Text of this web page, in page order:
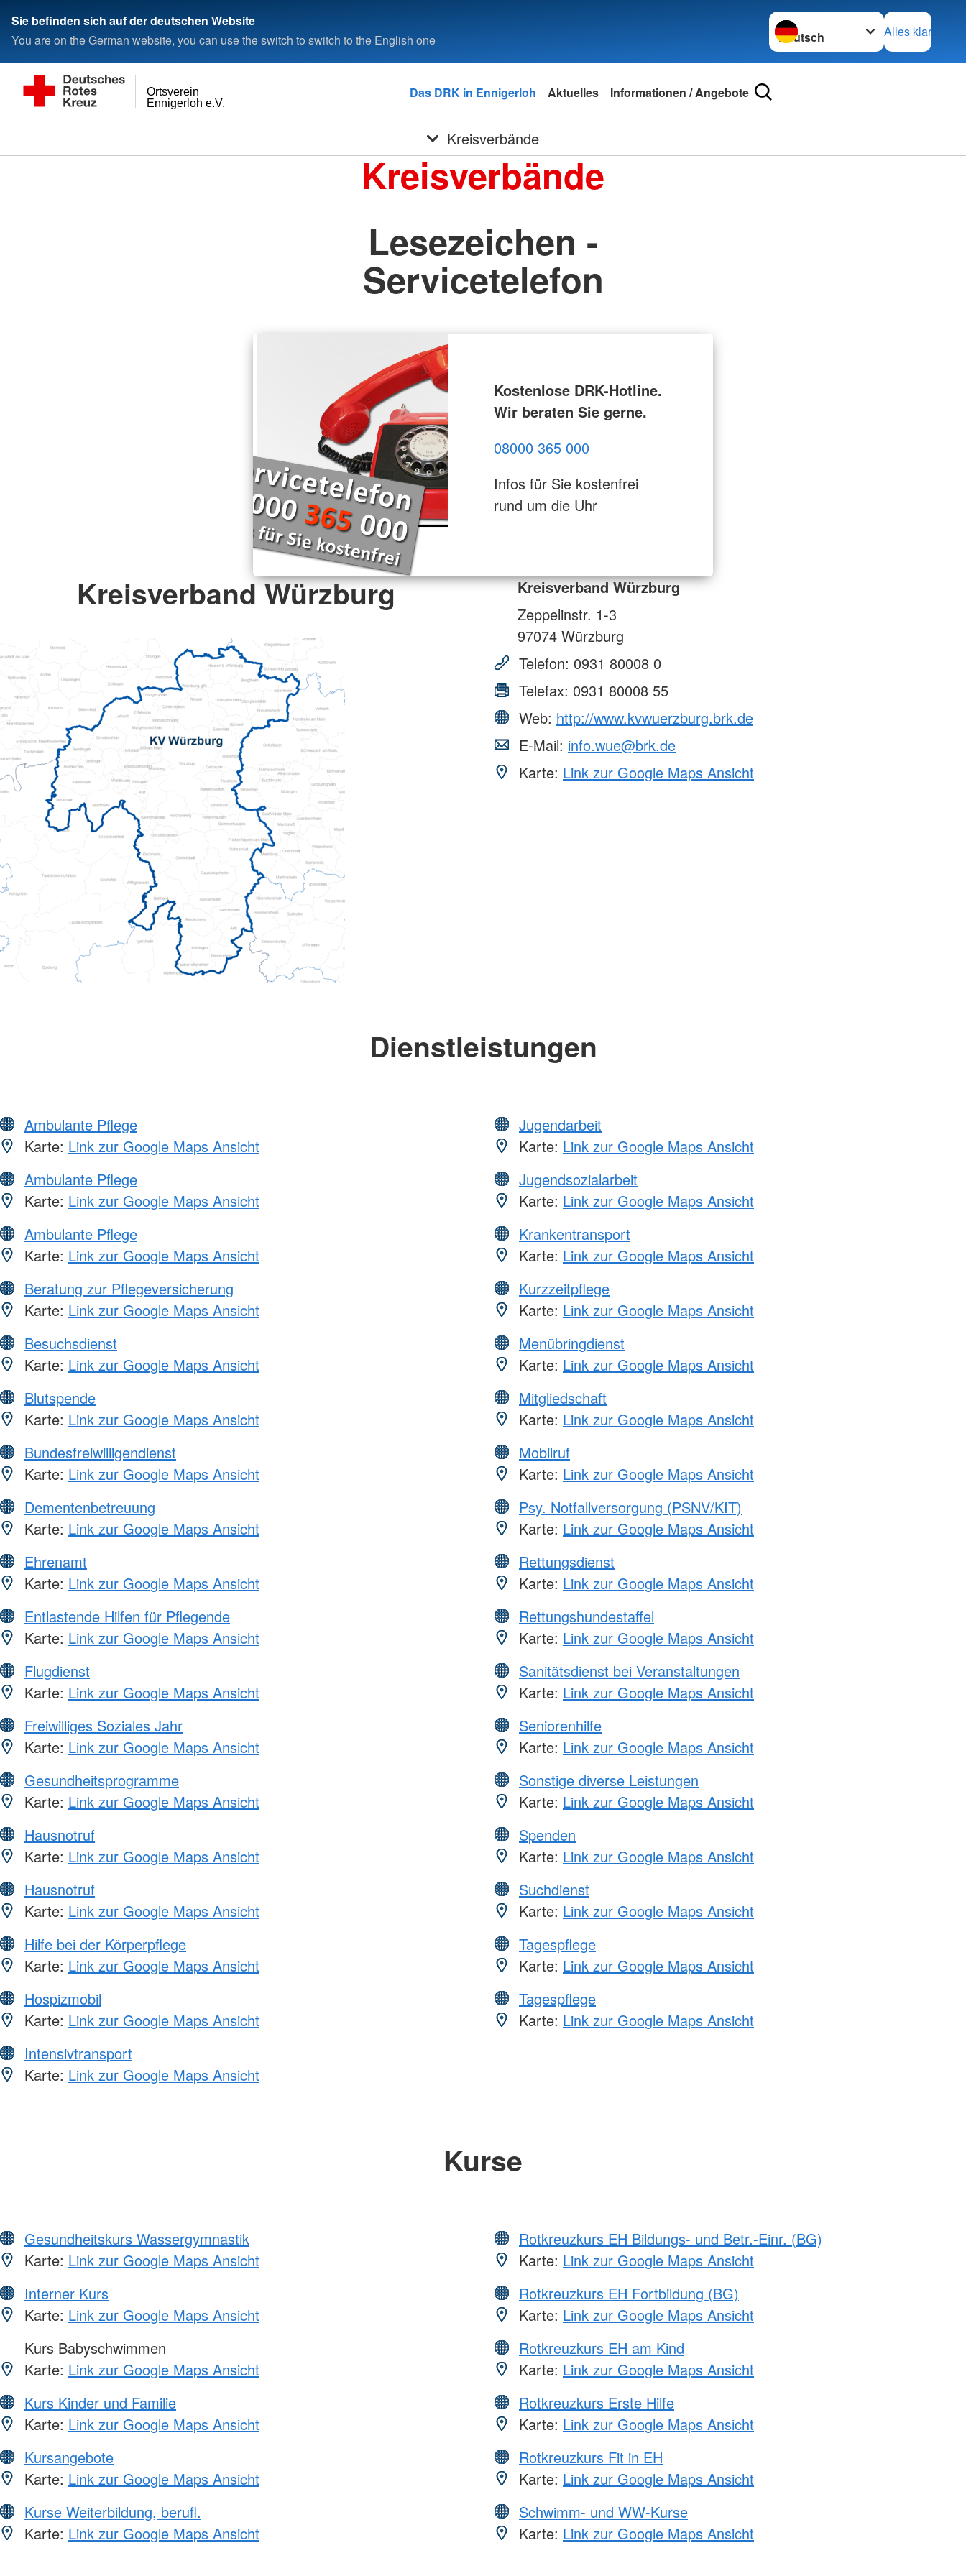
Sie befinden sich auf der deutschen Website
You are on the German website, you can use the switch to switch to the English one
Sprache wechseln zu
Alles klar
Ennigerloh e.V.
Ortsverein Das DRK in Ennigerloh Aktuelles Informationen / Angebote
Kreisverbände
Kreisverbände
Lesezeichen -
Servicetelefon
Kostenlose DRK-Hotline.
Wir beraten Sie gerne.
08000 365 000
Infos für Sie kostenfrei
rund um die Uhr
Kreisverband Würzburg
Kreisverband Würzburg
Zeppelinstr. 1-3
97074 Würzburg
Telefon: 0931 80008 0
Telefax: 0931 80008 55
Web: http://www.kvwuerzburg.brk.de
E-Mail: info.wue@brk.de
Karte: Link zur Google Maps Ansicht
Dienstleistungen
Ambulante Pflege
Karte: Link zur Google Maps Ansicht
Ambulante Pflege
Karte: Link zur Google Maps Ansicht
Ambulante Pflege
Karte: Link zur Google Maps Ansicht
Beratung zur Pflegeversicherung
Karte: Link zur Google Maps Ansicht
Besuchsdienst
Karte: Link zur Google Maps Ansicht
Blutspende
Karte: Link zur Google Maps Ansicht
Bundesfreiwilligendienst
Karte: Link zur Google Maps Ansicht
Dementenbetreuung
Karte: Link zur Google Maps Ansicht
Ehrenamt
Karte: Link zur Google Maps Ansicht
Entlastende Hilfen für Pflegende
Karte: Link zur Google Maps Ansicht
Flugdienst
Karte: Link zur Google Maps Ansicht
Freiwilliges Soziales Jahr
Karte: Link zur Google Maps Ansicht
Gesundheitsprogramme
Karte: Link zur Google Maps Ansicht
Hausnotruf
Karte: Link zur Google Maps Ansicht
Hausnotruf
Karte: Link zur Google Maps Ansicht
Hilfe bei der Körperpflege
Karte: Link zur Google Maps Ansicht
Hospizmobil
Karte: Link zur Google Maps Ansicht
Intensivtransport
Karte: Link zur Google Maps Ansicht
Jugendarbeit
Karte: Link zur Google Maps Ansicht
Jugendsozialarbeit
Karte: Link zur Google Maps Ansicht
Krankentransport
Karte: Link zur Google Maps Ansicht
Kurzzeitpflege
Karte: Link zur Google Maps Ansicht
Menübringdienst
Karte: Link zur Google Maps Ansicht
Mitgliedschaft
Karte: Link zur Google Maps Ansicht
Mobilruf
Karte: Link zur Google Maps Ansicht
Psy. Notfallversorgung (PSNV/KIT)
Karte: Link zur Google Maps Ansicht
Rettungsdienst
Karte: Link zur Google Maps Ansicht
Rettungshundestaffel
Karte: Link zur Google Maps Ansicht
Sanitätsdienst bei Veranstaltungen
Karte: Link zur Google Maps Ansicht
Seniorenhilfe
Karte: Link zur Google Maps Ansicht
Sonstige diverse Leistungen
Karte: Link zur Google Maps Ansicht
Spenden
Karte: Link zur Google Maps Ansicht
Suchdienst
Karte: Link zur Google Maps Ansicht
Tagespflege
Karte: Link zur Google Maps Ansicht
Tagespflege
Karte: Link zur Google Maps Ansicht
Kurse
Gesundheitskurs Wassergymnastik
Karte: Link zur Google Maps Ansicht
Interner Kurs
Karte: Link zur Google Maps Ansicht
Kurs Babyschwimmen
Karte: Link zur Google Maps Ansicht
Kurs Kinder und Familie
Karte: Link zur Google Maps Ansicht
Kursangebote
Karte: Link zur Google Maps Ansicht
Kurse Weiterbildung, berufl.
Karte: Link zur Google Maps Ansicht
Rotkreuzkurs EH Bildungs- und Betr.-Einr. (BG)
Karte: Link zur Google Maps Ansicht
Rotkreuzkurs EH Fortbildung (BG)
Karte: Link zur Google Maps Ansicht
Rotkreuzkurs EH am Kind
Karte: Link zur Google Maps Ansicht
Rotkreuzkurs Erste Hilfe
Karte: Link zur Google Maps Ansicht
Rotkreuzkurs Fit in EH
Karte: Link zur Google Maps Ansicht
Schwimm- und WW-Kurse
Karte: Link zur Google Maps Ansicht